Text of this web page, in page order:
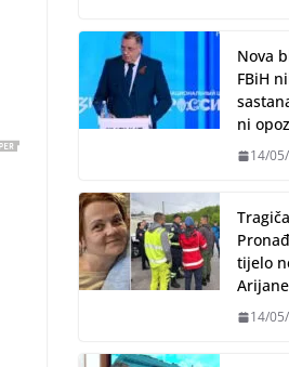
Nova
FBiH
ni
14/
tijelo
14/